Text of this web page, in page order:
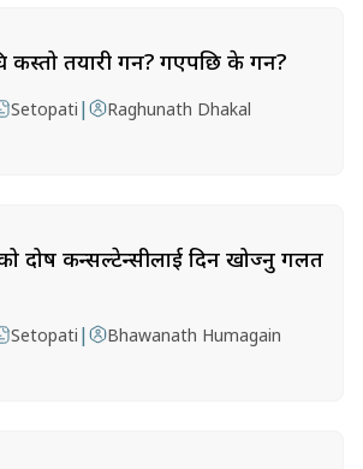
तयारी गर्ने? गएपछि के गर्ने?
Setopati | Raghunath Dhakal
दोष कन्सल्टेन्सीलाई दिन खोज्नु गलत
Setopati | Bhawanath Humagain